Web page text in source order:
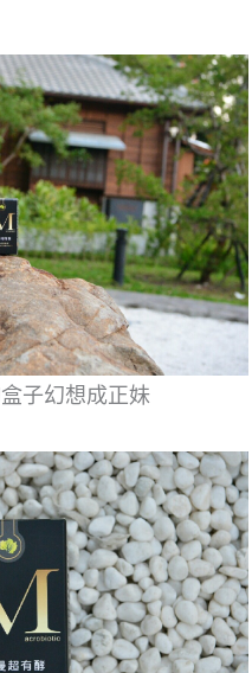
子幻想成正妹